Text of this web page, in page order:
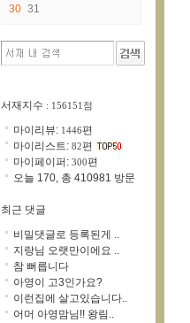
30 31
서재지수 : 156151점
마이리뷰: 1446편
마이리스트: 82편
마이페이퍼: 300편
오늘 170, 총 410981 방문
최근 댓글
비밀댓글로 등록된게 ..
지랑님 오랫만이에요 ..
참 뻐릅니다
아영이 고3인가요?
이런집에 살고있습니다..
어머 아영맘님!! 왕림..